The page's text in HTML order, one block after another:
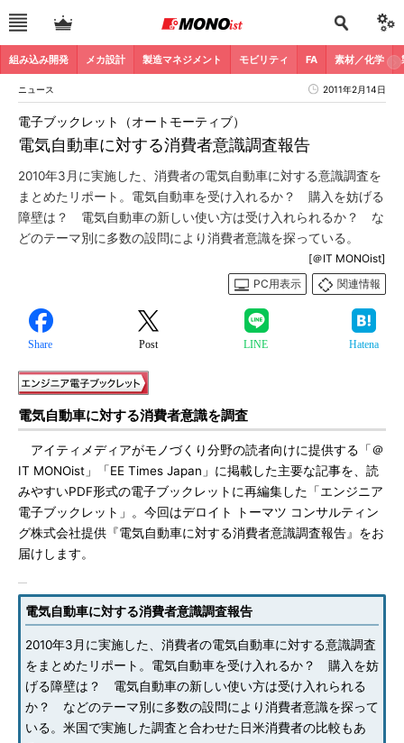
組み込み開発 メカ設計 製造マネジメント モビリティ FA 素材／化学
ニュース 2011年2月14日
電気自動車に対する消費者意識調査報告
電子ブックレット（オートモーティブ）
2010年3月に実施した、消費者の電気自動車に対する意識調査を
まとめたリポート。電気自動車を受け入れるか？ 購入を妨げる
障壁は？ 電気自動車の新しい使い方は受け入れられるか？ な
どのテーマ別に多数の設問により消費者意識を探っている。
[＠IT MONOist]
PC用表示
関連情報
Share Post LINE Hatena
電気自動車に対する消費者意識を調査
アイティメディアがモノづくり分野の読者向けに提供する「＠
IT MONOist」「EE Times Japan」に掲載した主要な記事を、読
みやすいPDF形式の電子ブックレットに再編集した「エンジニア
電子ブックレット」。今回はデロイト トーマツ コンサルティン
グ株式会社提供『電気自動車に対する消費者意識調査報告』をお
届けします。
電気自動車に対する消費者意識調査報告
2010年3月に実施した、消費者の電気自動車に対する意識調査
をまとめたリポート。電気自動車を受け入れるか？ 購入を妨
げる障壁は？ 電気自動車の新しい使い方は受け入れられる
か？ などのテーマ別に多数の設問により消費者意識を探って
いる。米国で実施した調査と合わせた日米消費者の比較もあ